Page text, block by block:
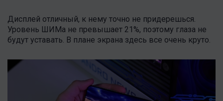
Дисплей отличный, к нему точно не придерешься.
Уровень ШИМа не превышает 21%, поэтому глаза не
будут уставать. В плане экрана здесь все очень круто.